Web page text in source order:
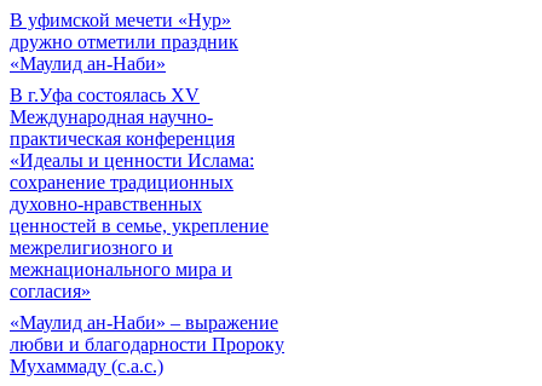
В уфимской мечети «Нур»
дружно отметили праздник
«Маулид ан-Наби»
В г.Уфа состоялась XV
Международная научно-
практическая конференция
«Идеалы и ценности Ислама:
сохранение традиционных
духовно-нравственных
ценностей в семье, укрепление
межрелигиозного и
межнационального мира и
согласия»
«Маулид ан-Наби» – выражение
любви и благодарности Пророку
Мухаммаду (с.а.с.)